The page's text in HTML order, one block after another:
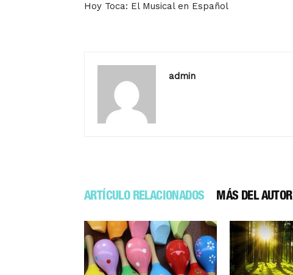
Hoy Toca: El Musical en Español
admin
ARTÍCULO RELACIONADOS MÁS DEL AUTOR